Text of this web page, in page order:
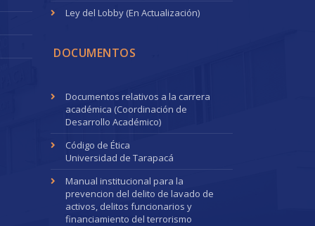
Ley del Lobby (En Actualización)
DOCUMENTOS
Documentos relativos a la carrera
académica (Coordinación de
Desarrollo Académico)
Código de Ética
Universidad de Tarapacá
Manual institucional para la
prevencion del delito de lavado de
activos, delitos funcionarios y
financiamiento del terrorismo